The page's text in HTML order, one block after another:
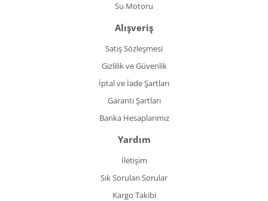
Su Motoru
Alışveriş
Satış Sözleşmesi
Gizlilik ve Güvenlik
İptal ve İade Şartları
Garanti Şartları
Banka Hesaplarımız
Yardım
İletişim
Sık Sorulan Sorular
Kargo Takibi